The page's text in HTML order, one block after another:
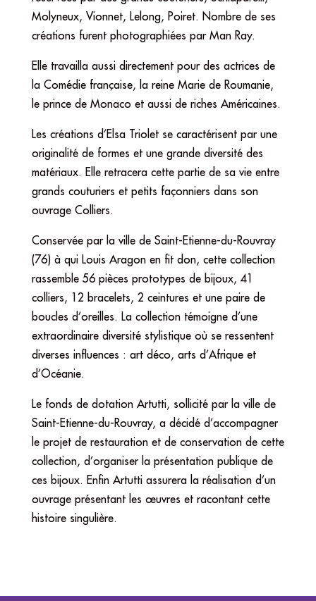
Molyneux, Vionnet, Lelong, Poiret. Nombre de ses
créations furent photographiées par Man Ray.
Elle travailla aussi directement pour des actrices de
la Comédie française, la reine Marie de Roumanie,
le prince de Monaco et aussi de riches Américaines.
Les créations d’Elsa Triolet se caractérisent par une
originalité de formes et une grande diversité des
matériaux. Elle retracera cette partie de sa vie entre
grands couturiers et petits façonniers dans son
ouvrage Colliers.
Conservée par la ville de Saint-Etienne-du-Rouvray
(76) à qui Louis Aragon en fit don, cette collection
rassemble 56 pièces prototypes de bijoux, 41
colliers, 12 bracelets, 2 ceintures et une paire de
boucles d’oreilles. La collection témoigne d’une
extraordinaire diversité stylistique où se ressentent
diverses influences : art déco, arts d’Afrique et
d’Océanie.
Le fonds de dotation Artutti, sollicité par la ville de
Saint-Etienne-du-Rouvray, a décidé d’accompagner
le projet de restauration et de conservation de cette
collection, d’organiser la présentation publique de
ces bijoux. Enfin Artutti assurera la réalisation d’un
ouvrage présentant les œuvres et racontant cette
histoire singulière.